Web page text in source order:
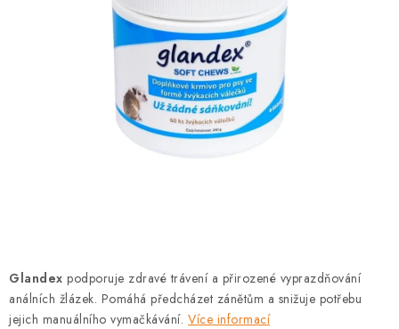
Podmínky ochrany osobních údajů
Zásady použivání souboru cookies
Hodnocení obchodu
Glandex podporuje zdravé trávení a přirozené vyprazdňování
análních žlázek. Pomáhá předcházet zánětům a snižuje potřebu
jejich manuálního vymačkávání. Více informací